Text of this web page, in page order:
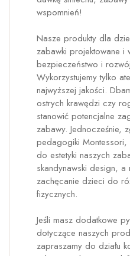
wspomnień!
Nasze produkty dla
zabawki projektowane i
bezpieczeństwo i
Wykorzystujemy tylko
najwyższej jakości.
ostrych krawędzi czy
stanowić potencjalne
zabawy. Jednocześnie,
pedagogiki Montessori,
do estetyki naszych
skandynawski design, a
zachęcanie dzieci do
fizycznych.
Jeśli masz dodatkowe
dotyczące naszych
zapraszamy do działu